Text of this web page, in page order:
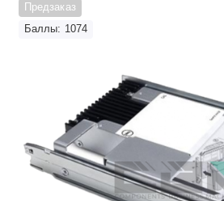
Предзаказ
Баллы: 1074